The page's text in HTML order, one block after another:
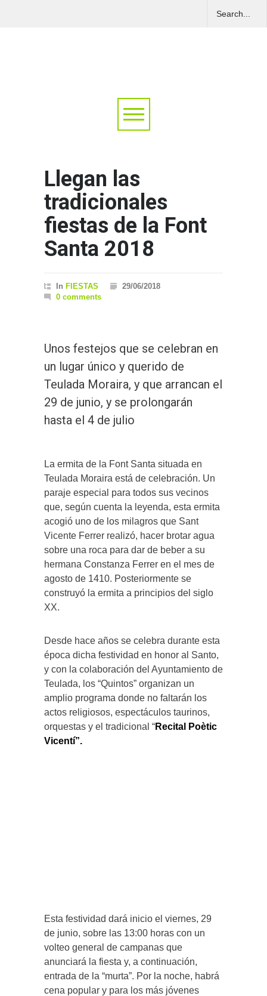
Llegan las
tradicionales
fiestas de la Font
Santa 2018
In FIESTAS
29/06/2018
0 comments
Unos festejos que se celebran en
un lugar único y querido de
Teulada Moraira, y que arrancan el
29 de junio, y se prolongarán
hasta el 4 de julio
La ermita de la Font Santa situada en
Teulada Moraira está de celebración. Un
paraje especial para todos sus vecinos
que, según cuenta la leyenda, esta ermita
acogió uno de los milagros que Sant
Vicente Ferrer realizó, hacer brotar agua
sobre una roca para dar de beber a su
hermana Constanza Ferrer en el mes de
agosto de 1410. Posteriormente se
construyó la ermita a principios del siglo
XX.
Desde hace años se celebra durante esta
época dicha festividad en honor al Santo,
y con la colaboración del Ayuntamiento de
Teulada, los “Quintos” organizan un
amplio programa donde no faltarán los
actos religiosos, espectáculos taurinos,
orquestas y el tradicional “Recital Poètic
Vicentí”.
Esta festividad dará inicio el viernes, 29
de junio, sobre las 13:00 horas con un
volteo general de campanas que
anunciará la fiesta y, a continuación,
entrada de la “murta”. Por la noche, habrá
cena popular y para los más jóvenes